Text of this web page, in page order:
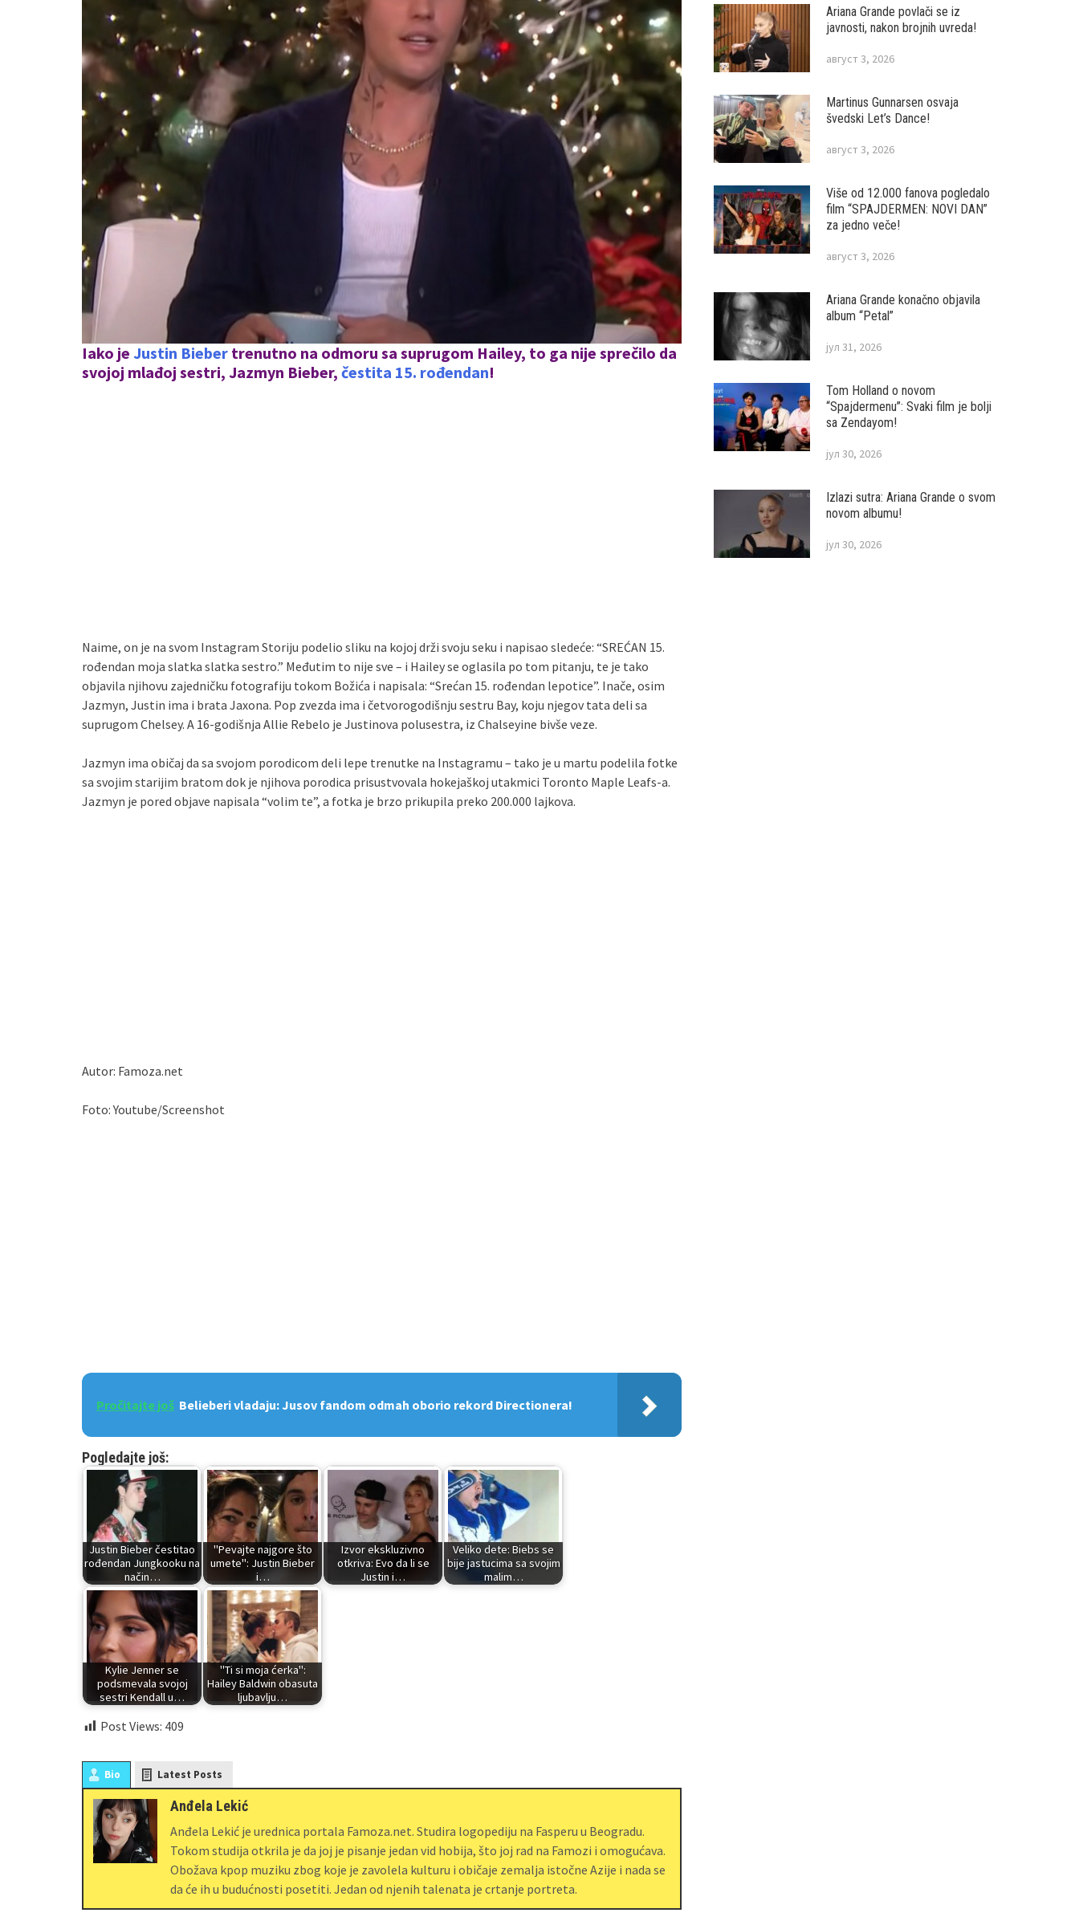
Iako je Justin Bieber trenutno na odmoru sa suprugom Hailey, to ga nije sprečilo da
svojoj mlađoj sestri, Jazmyn Bieber, čestita 15. rođendan!
Naime, on je na svom Instagram Storiju podelio sliku na kojoj drži svoju seku i napisao sledeće: “SREĆAN 15.
rođendan moja slatka slatka sestro.” Međutim to nije sve – i Hailey se oglasila po tom pitanju, te je tako
objavila njihovu zajedničku fotografiju tokom Božića i napisala: “Srećan 15. rođendan lepotice”. Inače, osim
Jazmyn, Justin ima i brata Jaxona. Pop zvezda ima i četvorogodišnju sestru Bay, koju njegov tata deli sa
suprugom Chelsey. A 16-godišnja Allie Rebelo je Justinova polusestra, iz Chalseyine bivše veze.
Jazmyn ima običaj da sa svojom porodicom deli lepe trenutke na Instagramu – tako je u martu podelila fotke
sa svojim starijim bratom dok je njihova porodica prisustvovala hokejaškoj utakmici Toronto Maple Leafs-a.
Jazmyn je pored objave napisala “volim te”, a fotka je brzo prikupila preko 200.000 lajkova.
Autor: Famoza.net
Foto: Youtube/Screenshot
Pročitajte još Belieberi vladaju: Jusov fandom odmah oborio rekord Directionera!
Pogledajte još:
Justin Bieber čestitao
rođendan Jungkooku na
način…
"Pevajte najgore što
umete": Justin Bieber
i…
Izvor ekskluzivno
otkriva: Evo da li se
Justin i…
Veliko dete: Biebs se
bije jastucima sa svojim
malim…
Kylie Jenner se
podsmevala svojoj
sestri Kendall u…
"Ti si moja ćerka":
Hailey Baldwin obasuta
ljubavlju…
Post Views: 409
Bio Latest Posts
Anđela Lekić
Anđela Lekić je urednica portala Famoza.net. Studira logopediju na Fasperu u Beogradu.
Tokom studija otkrila je da joj je pisanje jedan vid hobija, što joj rad na Famozi i omogućava.
Obožava kpop muziku zbog koje je zavolela kulturu i običaje zemalja istočne Azije i nada se
da će ih u budućnosti posetiti. Jedan od njenih talenata je crtanje portreta.
Ariana Grande povlači se iz
javnosti, nakon brojnih uvreda!
август 3, 2026
Martinus Gunnarsen osvaja
švedski Let’s Dance!
август 3, 2026
Više od 12.000 fanova pogledalo
film “SPAJDERMEN: NOVI DAN”
za jedno veče!
август 3, 2026
Ariana Grande konačno objavila
album “Petal”
јул 31, 2026
Tom Holland o novom
“Spajdermenu”: Svaki film je bolji
sa Zendayom!
јул 30, 2026
Izlazi sutra: Ariana Grande o svom
novom albumu!
јул 30, 2026